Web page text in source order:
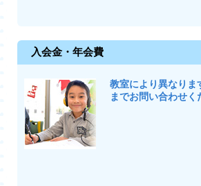
入会金・年会費
教室により異なりま
までお問い合わせく